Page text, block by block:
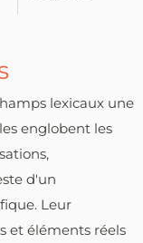
lexicaux une
englobent les
d'un
Leur
et éléments réels